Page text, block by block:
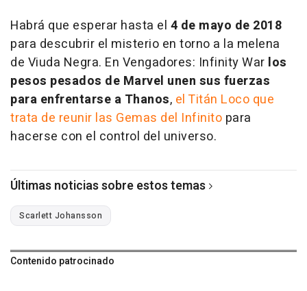
Habrá que esperar hasta el 4 de mayo de 2018
para descubrir el misterio en torno a la melena
de Viuda Negra. En Vengadores: Infinity War los
pesos pesados de Marvel unen sus fuerzas
para enfrentarse a Thanos, el Titán Loco que
trata de reunir las Gemas del Infinito para
hacerse con el control del universo.
Últimas noticias sobre estos temas
Scarlett Johansson
Contenido patrocinado